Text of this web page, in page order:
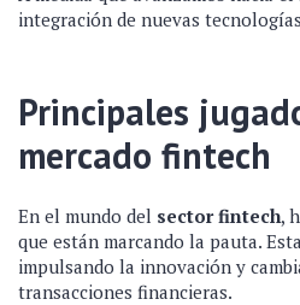
integración de nuevas
Principales
mercado fintech
En el mundo del sector fintech,
que están marcando la pauta.
impulsando la innovación y
transacciones financieras.